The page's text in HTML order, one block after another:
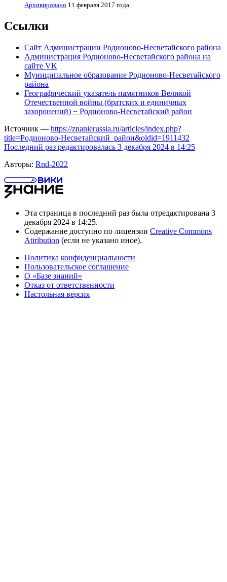
Архивировано 11 февраля 2017 года.
Ссылки
Сайт Администрации Родионово-Несветайского района
Администрация Родионово-Несветайского района на
сайте VK
Муниципальное образование Родионово-Несветайского
района
Географический указатель памятников Великой
Отечественной войны (братских и единичных
захоронений) − Родионово-Несветайский район
Источник — https://znanierussia.ru/articles/index.php?
title=Родионово-Несветайский_район&oldid=1911432
Последний раз редактировалась 3 декабря 2024 в 14:25
Авторы: Rnd-2022
Эта страница в последний раз была отредактирована 3
декабря 2024 в 14:25.
Содержание доступно по лицензии Creative Commons
Attribution (если не указано иное).
Политика конфиденциальности
Пользовательское соглашение
О «Базе знаний»
Отказ от ответственности
Настольная версия